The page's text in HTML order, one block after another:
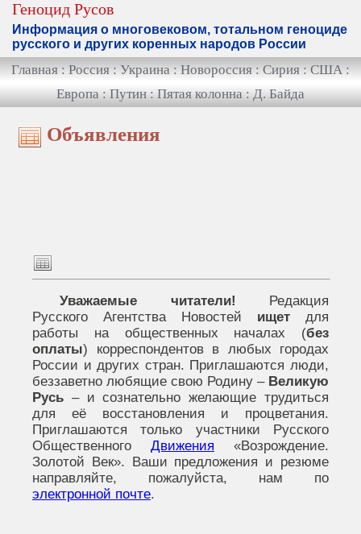
Геноцид Русов
Информация о многовековом, тотальном геноциде
русского и других коренных народов России
Главная : Россия : Украина : Новороссия : Сирия : США :
Европа : Путин : Пятая колонна : Д. Байда
Объявления
Уважаемые читатели! Редакция
Русского Агентства Новостей ищет для
работы на общественных началах (без
оплаты) корреспондентов в любых городах
России и других стран. Приглашаются люди,
беззаветно любящие свою Родину – Великую
Русь – и сознательно желающие трудиться
для её восстановления и процветания.
Приглашаются только участники Русского
Общественного Движения «Возрождение.
Золотой Век». Ваши предложения и резюме
направляйте, пожалуйста, нам по
электронной почте.